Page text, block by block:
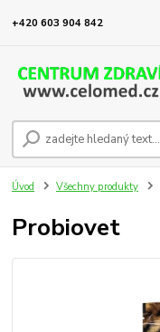
+420 603 904 842
Úvod Všechny produkty
Probiovet